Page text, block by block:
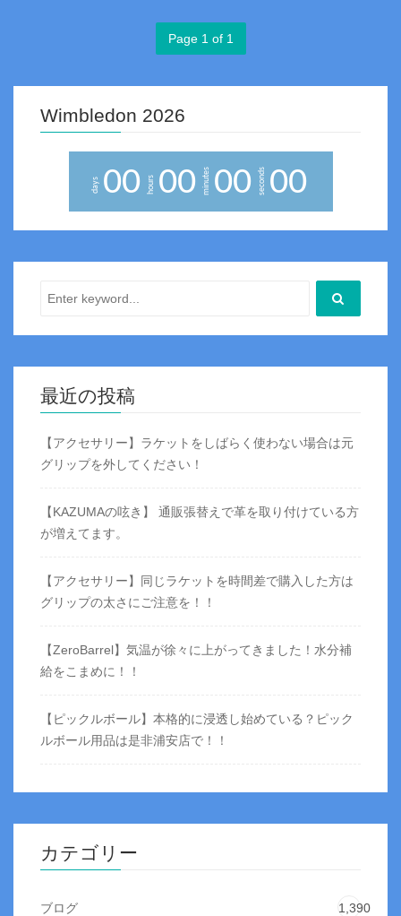
Page 1 of 1
Wimbledon 2026
days 00 hours 00 minutes 00 seconds 00
最近の投稿
【アクセサリー】ラケットをしばらく使わない場合は元
グリップを外してください！
【KAZUMAの呟き】 通販張替えで革を取り付けている方
が増えてます。
【アクセサリー】同じラケットを時間差で購入した方は
グリップの太さにご注意を！！
【ZeroBarrel】気温が徐々に上がってきました！水分補
給をこまめに！！
【ピックルボール】本格的に浸透し始めている？ピック
ルボール用品は是非浦安店で！！
カテゴリー
ブログ 1,390